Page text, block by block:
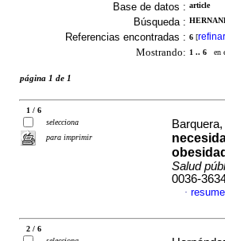
Base de datos : article
Búsqueda :
Referencias encontradas : 6 [refinar
Mostrando: 1 .. 6 en
página 1 de 1
1 / 6
selecciona
para imprimir
Salud
0036-
·
2 / 6